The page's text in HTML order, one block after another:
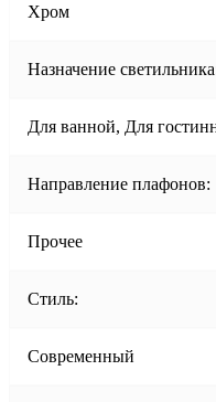
Хром
Назначение
Для ванной, Для
Направление плафонов:
Прочее
Стиль:
Современный